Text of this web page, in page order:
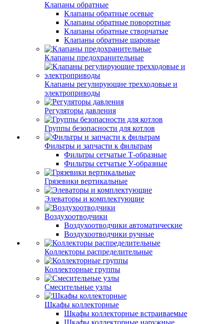
Клапаны обратные
Клапаны обратные осевые
Клапаны обратные поворотные
Клапаны обратные створчатые
Клапаны обратные шаровые
Клапаны предохранительные
Клапаны регулирующие трехходовые и
электроприводы
Регуляторы давления
Группы безопасности для котлов
Фильтры и запчасти к фильтрам
Фильтры сетчатые Т-образные
Фильтры сетчатые У-образные
Грязевики вертикальные
Элеваторы и комплектующие
Воздухоотводчики
Воздухоотводчики автоматические
Воздухоотводчики ручные
Коллекторы распределительные
Коллекторные группы
Смесительные узлы
Шкафы коллекторные
Шкафы коллекторные встраиваемые
Шкафы коллекторные наружные